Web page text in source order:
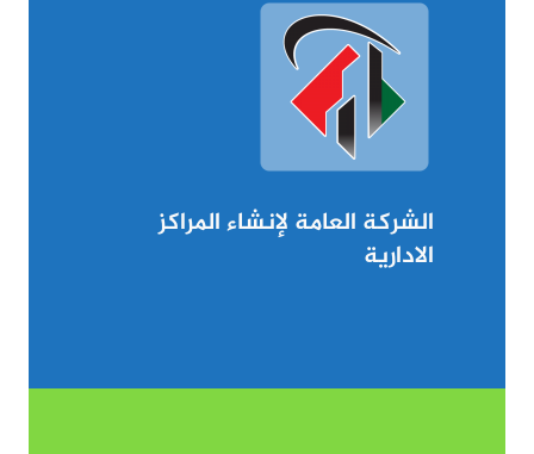
الشركة العامة لإنشاء المراكز
الادارية